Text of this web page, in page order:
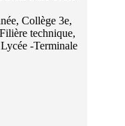
, Collège 3e,
Filière technique,
Lycée -Terminale